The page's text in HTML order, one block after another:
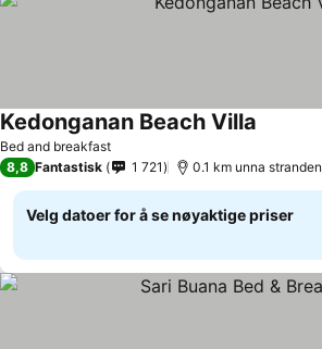
Bed and breakfast
Kedonganan Beach Villa
8,8 Fantastisk 1 721 0.1 km unna stranden
Velg datoer for å se nøyaktige priser